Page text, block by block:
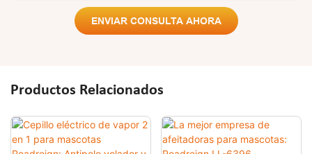
ENVIAR CONSULTA AHORA
Productos Relacionados